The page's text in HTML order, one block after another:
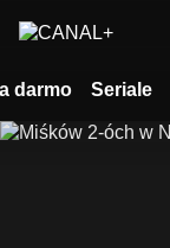
darmo Seriale